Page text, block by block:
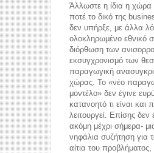
Άλλωστε η ίδια η χώρα
ποτέ το δικό της
δεν υπήρξε, με άλλα
ολοκληρωμένο εθνικό
διόρθωση των
εκσυγχρονισμό των
παραγωγική
χώρας. Το «νέο
μοντέλο» δεν έγινε
κατανοητό τι είναι και
λειτουργεί. Επίσης δεν
ακόμη μέχρι σήμερα-
νηφάλια συζήτηση για
αίτια του